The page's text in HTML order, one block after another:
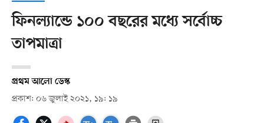
ফিনল্যান্ডে ১০০ বছরের মধ্যে সর্বোচ্চ
তাপমাত্রা
প্রথম আলো ডেস্ক
প্রকাশ: ০৬ জুলাই ২০২১, ১৯: ১৯